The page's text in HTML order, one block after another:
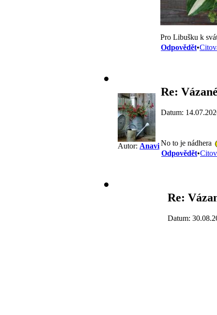
Pro Libušku k
Odpovědět•
Autor: Anavi
Re:
Datum:
No to je nádhera
Odpovědět•
Re:
Datum: